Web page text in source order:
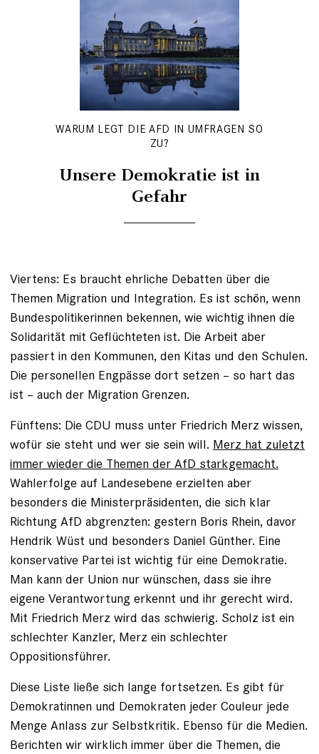
WARUM LEGT DIE AFD IN UMFRAGEN SO
ZU?
Unsere Demokratie ist in
Gefahr
Viertens: Es braucht ehrliche Debatten über die
Themen Migration und Integration. Es ist schön, wenn
Bundespolitikerinnen bekennen, wie wichtig ihnen die
Solidarität mit Geflüchteten ist. Die Arbeit aber
passiert in den Kommunen, den Kitas und den Schulen.
Die personellen Engpässe dort setzen – so hart das
ist – auch der Migration Grenzen.
Fünftens: Die CDU muss unter Friedrich Merz wissen,
wofür sie steht und wer sie sein will. Merz hat zuletzt
immer wieder die Themen der AfD starkgemacht.
Wahlerfolge auf Landesebene erzielten aber
besonders die Ministerpräsidenten, die sich klar
Richtung AfD abgrenzten: gestern Boris Rhein, davor
Hendrik Wüst und besonders Daniel Günther. Eine
konservative Partei ist wichtig für eine Demokratie.
Man kann der Union nur wünschen, dass sie ihre
eigene Verantwortung erkennt und ihr gerecht wird.
Mit Friedrich Merz wird das schwierig. Scholz ist ein
schlechter Kanzler, Merz ein schlechter
Oppositionsführer.
Diese Liste ließe sich lange fortsetzen. Es gibt für
Demokratinnen und Demokraten jeder Couleur jede
Menge Anlass zur Selbstkritik. Ebenso für die Medien.
Berichten wir wirklich immer über die Themen, die